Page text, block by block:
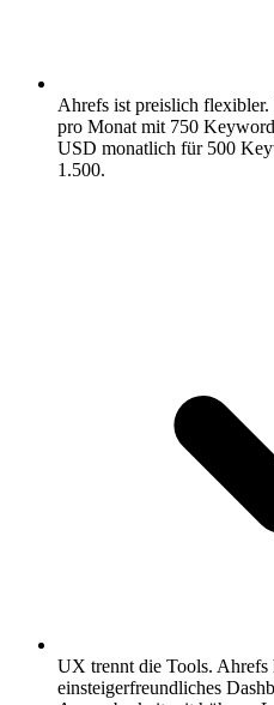
Ahrefs ist preislich flexibler.
pro Monat mit 750
USD monatlich für 500
1.500.
UX trennt die Tools. Ahrefs
einsteigerfreundliches